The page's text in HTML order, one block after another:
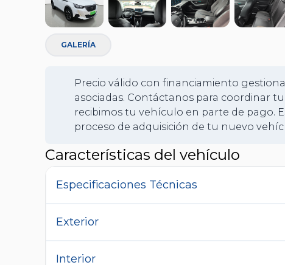
GALERÍA
Precio válido con financiamiento
asociadas. Contáctanos para coordinar
recibimos tu vehículo en parte de pago.
proceso de adquisición de tu nuevo
Características del vehículo
Especificaciones Técnicas
Exterior
Interior